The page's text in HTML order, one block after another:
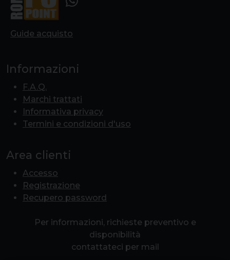
Guide acquisto
Informazioni
F.A.Q.
Marchi trattati
Informativa privacy
Termini e condizioni d'uso
Area clienti
Accesso
Registrazione
Recupero password
Per informazioni, richieste preventivo e
disponibilità
contattateci per mail